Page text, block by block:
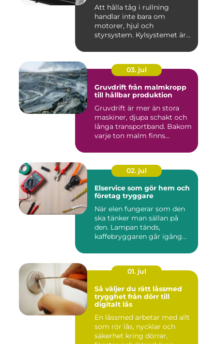
Att hålla tåg i rullning
handlar inte bara om
motorer, hjul och
styrsystem. Kylsystemet är
03. jul
Gruvdrift från malmkropp
till hållbar produktion
Gruvdrift är mer än stora
maskiner, djupa schakt och
långa transportband. Bakom
varje ton malm finns...
02. jul
Elservice som gör hem och
företag tryggare
När elen fungerar som den
ska tänker man sällan på
den. Lampan tänds,
kaffebryggaren går igång
01. jul
Så väljer du rätt låssmed
trygghet från dörr till
digitalt lås
En låssmed arbetar med allt
som rör lås, nycklar och
säkerhet kring dörrar,